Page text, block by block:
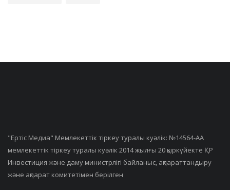
"Ертiс Медиа" Мемлекеттік тіркеу туралы куәлік: №14564-АА
мемлекеттік тіркеу туралы куәлік 2014 жылғы 20 қыркүйекте ҚР
Инвестиция және даму министрлігі байланыс, ақпараттандыру
және ақпарат комитетімен берілген